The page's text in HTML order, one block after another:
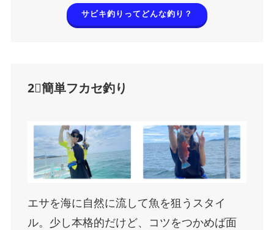
サビキ釣りってどんな釣り？
2⃣簡単フカセ釣り
エサを海に自然に流して魚を狙うスタイ
ル。少し本格的だけど、コツをつかめば面